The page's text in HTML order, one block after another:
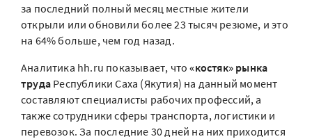
за последний полный месяц местные жители
открыли или обновили более 23 тысяч резюме, и это
на 64% больше, чем год назад.
Аналитика hh.ru показывает, что«костяк» рынка
труда Республики Саха (Якутия) на данный момент
составляют специалисты рабочих профессий, а
также сотрудники сферы транспорта, логистики и
перевозок. За последние 30 дней на них приходится